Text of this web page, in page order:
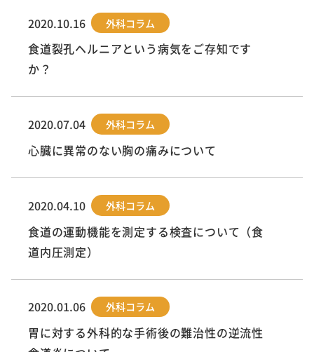
2020.10.16 外科コラム
食道裂孔ヘルニアという病気をご存知です
か？
2020.07.04 外科コラム
心臓に異常のない胸の痛みについて
2020.04.10 外科コラム
食道の運動機能を測定する検査について（食
道内圧測定）
2020.01.06 外科コラム
胃に対する外科的な手術後の難治性の逆流性